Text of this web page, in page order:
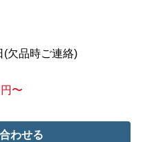
(欠品時ご連絡)
円〜
わせる